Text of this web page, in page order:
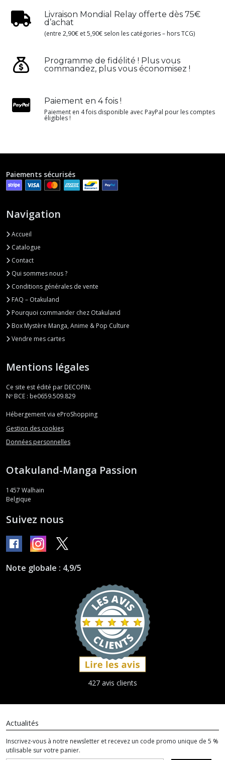
Livraison Mondial Relay offerte dès 75€
d’achat
(entre 2,90€ et 5,90€ selon les catégories – hors TCG)
Programme de fidélité ! Plus vous
commandez, plus vous économisez !
Paiement en 4 fois !
Paiement en 4 fois disponible avec PayPal pour les comptes
éligibles !
Paiements sécurisés
Navigation
Accueil
Catalogue
Contact
Qui sommes nous ?
Conditions générales de vente
FAQ – Otakuland
Pourquoi commander chez Otakuland
Box Mystère Manga, Anime & Pop Culture
Vendre mes cartes
Mentions légales
Ce site est édité par DECOFIN.
Nº BCE : be0659.509.829
Hébergement via eProShopping
Gestion des cookies
Données personnelles
Otakuland-Manga Passion
1457 Walhain
Belgique
Suivez nous
Note globale : 4,9/5
427 avis clients
Actualités
Inscrivez-vous à notre newsletter et recevez un code promo unique de 5 %
utilisable sur votre panier.